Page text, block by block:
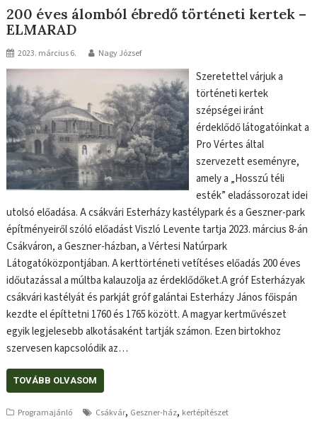
200 éves álomból ébredő történeti kertek –
ELMARAD
2023. március 6. Nagy József
Szeretettel várjuk a
történeti kertek
szépségei iránt
érdeklődő látogatóinkat a
Pro Vértes által
szervezett eseményre,
amely a „Hosszú téli
esték” eladássorozat idei
utolsó előadása. A csákvári Esterházy kastélypark és a Geszner-park
építményeiről szóló előadást Viszló Levente tartja 2023. március 8-án
Csákváron, a Geszner-házban, a Vértesi Natúrpark
Látogatóközpontjában. A kerttörténeti vetítéses előadás 200 éves
időutazással a múltba kalauzolja az érdeklődőket.A gróf Esterházyak
csákvári kastélyát és parkját gróf galántai Esterházy János főispán
kezdte el építtetni 1760 és 1765 között. A magyar kertművészet
egyik legjelesebb alkotásaként tartják számon. Ezen birtokhoz
szervesen kapcsolódik az…
TOVÁBB OLVASOM
Programajánló Csákvár, Geszner-ház, kertépítészet